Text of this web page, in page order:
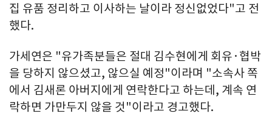
집 유품 정리하고 이사하는 날이라 정신없었다"고 전
했다.
가세연은 "유가족분들은 절대 김수현에게 회유·협박
을 당하지 않으셨고, 않으실 예정"이라며 "소속사 쪽
에서 김새론 아버지에게 연락한다고 하는데, 계속 연
락하면 가만두지 않을 것"이라고 경고했다.